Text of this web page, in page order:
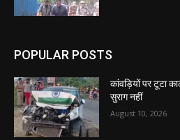
POPULAR POSTS
कांवड़ियों पर टूटा
सुराग नहीं
August 10, 2026